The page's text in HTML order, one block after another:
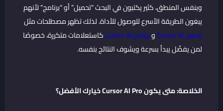
وبنفس المنطق، كثير يكتبون في البحث “تحميل” أو “برنامج” لأنهم
يبغون الطريقة الأسرع للوصول للأداة. لذلك تظهر مصطلحات مثل
تحميل Cursor AI
وبرنامج Cursor AI
كاستعلامات متكررة، خصوصًا
لمن يفضّل يبدأ بسرعة ويشوف النتائج بنفسه.
الخلاصة: متى يكون Cursor AI Pro خيارك الأفضل؟